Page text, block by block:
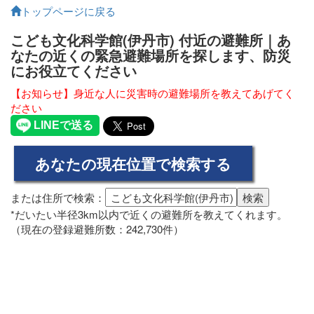
トップページに戻る
こども文化科学館(伊丹市) 付近の避難所｜あ
なたの近くの緊急避難場所を探します、防災
にお役立てください
【お知らせ】身近な人に災害時の避難場所を教えてあげてく
ださい
または住所で検索：
*だいたい半径3km以内で近くの避難所を教えてくれます。
（現在の登録避難所数：242,730件）